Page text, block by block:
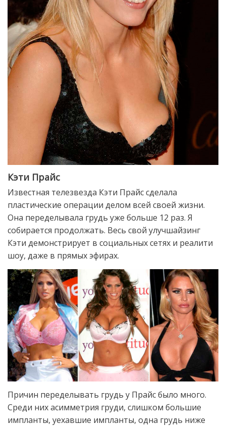
Кэти Прайс
Известная телезвезда Кэти Прайс сделала
пластические операции делом всей своей жизни.
Она переделывала грудь уже больше 12 раз. Я
собирается продолжать. Весь свой улучшайзинг
Кэти демонстрирует в социальных сетях и реалити
шоу, даже в прямых эфирах.
Причин переделывать грудь у Прайс было много.
Среди них асимметрия груди, слишком большие
импланты, уехавшие импланты, одна грудь ниже